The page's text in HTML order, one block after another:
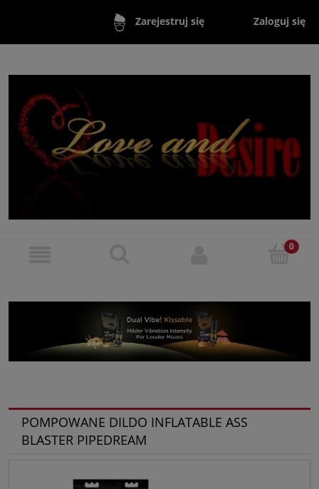
Zarejestruj się Zaloguj się
POMPOWANE DILDO INFLATABLE ASS
BLASTER PIPEDREAM